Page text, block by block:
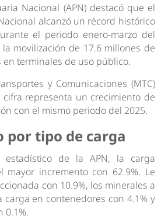
Nacional (APN) destacó que el
alcanzó un récord histórico
el periodo enero-marzo del
movilización de 17.6 millones de
terminales de uso público.
y Comunicaciones (MTC)
representa un crecimiento de
con el mismo periodo del 2025.
por tipo de carga
estadístico de la APN, la carga
mayor incremento con 62.9%. Le
con 10.9%, los minerales a
carga en contenedores con 4.1% y
0.1%.